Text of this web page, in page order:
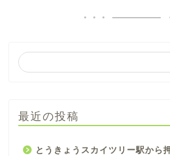
最近の投稿
とうきょうスカイツリー駅から